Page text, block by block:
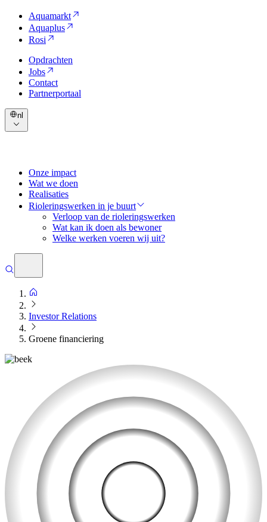
Aquamarkt
Aquaplus
Rosi
Opdrachten
Jobs
Contact
Partnerportaal
nl
Onze impact
Wat we doen
Realisaties
Rioleringswerken in je buurt
Verloop van de rioleringswerken
Wat kan ik doen als bewoner
Welke werken voeren wij uit?
Investor Relations
Groene financiering